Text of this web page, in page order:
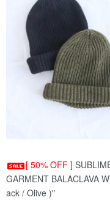
[ 50% OFF ]
GARMENT BALACLAVA
ack / Olive )"